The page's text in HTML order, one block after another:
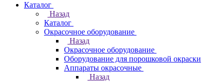
Каталог
Назад
Каталог
Окрасочное оборудование
Назад
Окрасочное оборудование
Оборудование для порошковой окраски
Аппараты окрасочные
Назад